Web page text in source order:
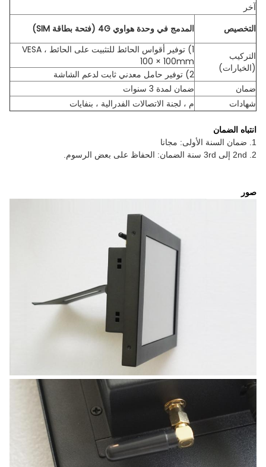
آخر
التخصيص
المدمج في وحدة هواوي 4G (فتحة بطاقة SIM)
التركيب
(الخيارات)
1) توفير أقواس الحائط للتثبيت على الحائط ، VESA
100 × 100mm
2) توفير حامل معدني ثابت لدعم الشاشة
ضمان
ضمان لمدة 3 سنوات
شهادات
م ، لجنة الاتصالات الفدرالية ، بنفايات
انتباه الضمان
1. ضمان السنة الأولى: مجانا
2. 2nd إلى 3rd سنة الضمان: الحفاظ على بعض الرسوم.
صور